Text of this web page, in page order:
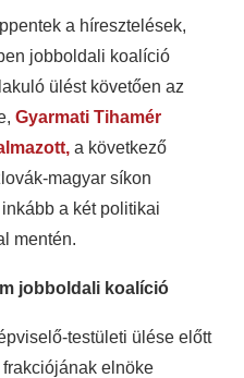
a híresztelések,
jobboldali koalíció
ülést követően az
Gyarmati Tihamér
a következő
magyar síkon
a két politikai
mentén.
jobboldali koalíció
testületi ülése előtt
elnöke